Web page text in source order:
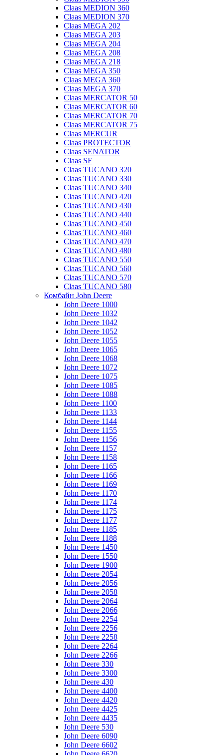
Claas MEDION 360
Claas MEDION 370
Claas MEGA 202
Claas MEGA 203
Claas MEGA 204
Claas MEGA 208
Claas MEGA 218
Claas MEGA 350
Claas MEGA 360
Claas MEGA 370
Claas MERCATOR 50
Claas MERCATOR 60
Claas MERCATOR 70
Claas MERCATOR 75
Claas MERCUR
Claas PROTECTOR
Claas SENATOR
Claas SF
Claas TUCANO 320
Claas TUCANO 330
Claas TUCANO 340
Claas TUCANO 420
Claas TUCANO 430
Claas TUCANO 440
Claas TUCANO 450
Claas TUCANO 460
Claas TUCANO 470
Claas TUCANO 480
Claas TUCANO 550
Claas TUCANO 560
Claas TUCANO 570
Claas TUCANO 580
Комбайн John Deere
John Deere 1000
John Deere 1032
John Deere 1042
John Deere 1052
John Deere 1055
John Deere 1065
John Deere 1068
John Deere 1072
John Deere 1075
John Deere 1085
John Deere 1088
John Deere 1100
John Deere 1133
John Deere 1144
John Deere 1155
John Deere 1156
John Deere 1157
John Deere 1158
John Deere 1165
John Deere 1166
John Deere 1169
John Deere 1170
John Deere 1174
John Deere 1175
John Deere 1177
John Deere 1185
John Deere 1188
John Deere 1450
John Deere 1550
John Deere 1900
John Deere 2054
John Deere 2056
John Deere 2058
John Deere 2064
John Deere 2066
John Deere 2254
John Deere 2256
John Deere 2258
John Deere 2264
John Deere 2266
John Deere 330
John Deere 3300
John Deere 430
John Deere 4400
John Deere 4420
John Deere 4425
John Deere 4435
John Deere 530
John Deere 6090
John Deere 6602